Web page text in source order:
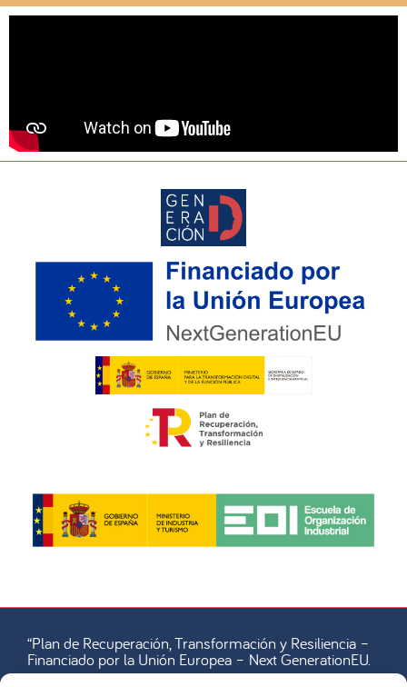
“Plan de Recuperación, Transformación y Resiliencia –
Financiado por la Unión Europea – Next GenerationEU.